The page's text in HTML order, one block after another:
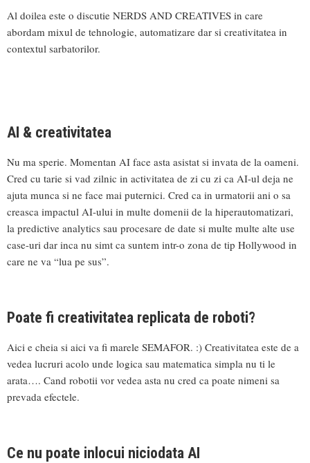
Al doilea este o discutie NERDS AND CREATIVES in care
abordam mixul de tehnologie, automatizare dar si creativitatea in
contextul sarbatorilor.
AI & creativitatea
Nu ma sperie. Momentan AI face asta asistat si invata de la oameni.
Cred cu tarie si vad zilnic in activitatea de zi cu zi ca AI-ul deja ne
ajuta munca si ne face mai puternici. Cred ca in urmatorii ani o sa
creasca impactul AI-ului in multe domenii de la hiperautomatizari,
la predictive analytics sau procesare de date si multe multe alte use
case-uri dar inca nu simt ca suntem intr-o zona de tip Hollywood in
care ne va “lua pe sus”.
Poate fi creativitatea replicata de roboti?
Aici e cheia si aici va fi marele SEMAFOR. :) Creativitatea este de a
vedea lucruri acolo unde logica sau matematica simpla nu ti le
arata…. Cand robotii vor vedea asta nu cred ca poate nimeni sa
prevada efectele.
Ce nu poate inlocui niciodata AI